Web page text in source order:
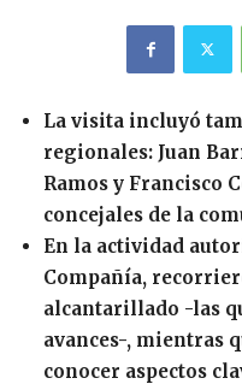
La visita incluyó
regionales: Juan
Ramos y Francisco
concejales de la
En la actividad
Compañía,
alcantarillado -las
avances-, mientras
conocer aspectos